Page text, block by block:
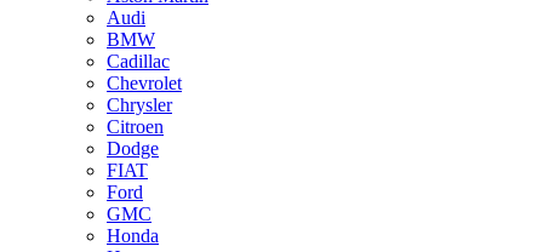
Audi
BMW
Cadillac
Chevrolet
Chrysler
Citroen
Dodge
FIAT
Ford
GMC
Honda